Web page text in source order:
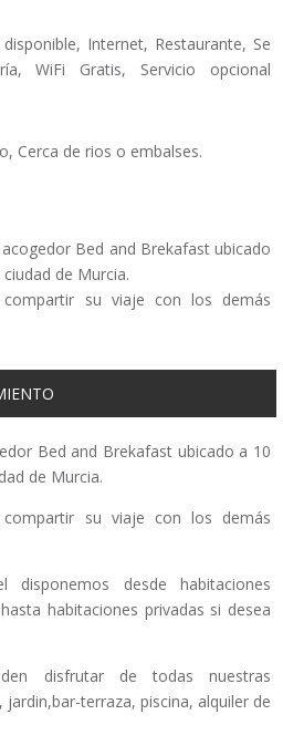
Internet, Restaurante, Se
WiFi Gratis, Servicio opcional
Cerca de rios o embalses.
Bed and Brekafast ubicado
de Murcia.
su viaje con los demás
Bed and Brekafast ubicado a 10
de Murcia.
su viaje con los demás
desde habitaciones
habitaciones privadas si desea
disfrutar de todas nuestras
terraza, piscina, alquiler de